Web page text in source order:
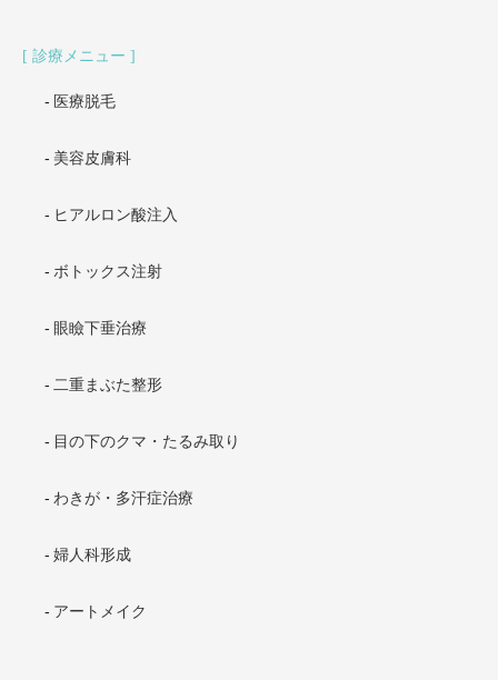
診療メニュー
医療脱毛
美容皮膚科
ヒアルロン酸注入
ボトックス注射
眼瞼下垂治療
二重まぶた整形
目の下のクマ・たるみ取り
わきが・多汗症治療
婦人科形成
アートメイク